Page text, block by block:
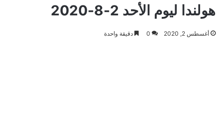
هولندا ليوم الأحد 2-8-2020
أغسطس 2, 2020 0 دقيقة واحدة